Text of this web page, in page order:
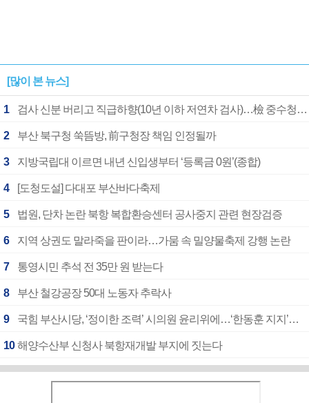
[많이 본 뉴스]
1 검사 신분 버리고 직급하향(10년 이하 저연차 검사)…檢 중수청행 기피
2 부산 북구청 쑥뜸방, 前구청장 책임 인정될까
3 지방국립대 이르면 내년 신입생부터 ‘등록금 0원’(종합)
4 [도청도설] 다대포 부산바다축제
5 법원, 단차 논란 북항 복합환승센터 공사중지 관련 현장검증
6 지역 상권도 말라죽을 판이라…가뭄 속 밀양물축제 강행 논란
7 통영시민 추석 전 35만 원 받는다
8 부산 철강공장 50대 노동자 추락사
9 국힘 부산시당, ‘정이한 조력’ 시의원 윤리위에…‘한동훈 지지’도 신고접수
10 해양수산부 신청사 북항재개발 부지에 짓는다